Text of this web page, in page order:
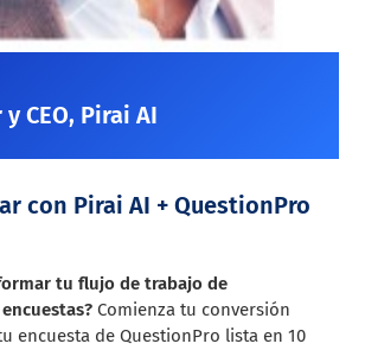
CEO, Pirai AI
con Pirai AI + QuestionPro
tu flujo de trabajo de
Comienza tu conversión
encuesta de QuestionPro lista en 10